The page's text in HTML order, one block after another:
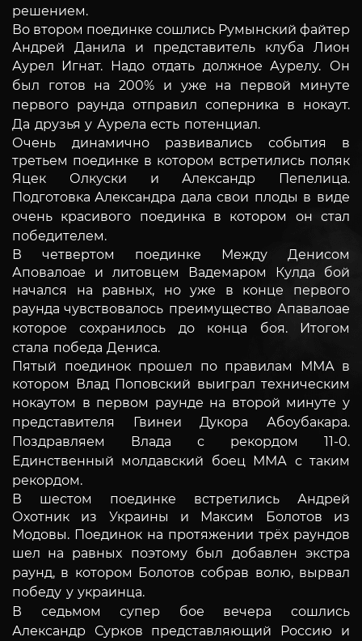
решением.
Во втором поединке сошлись Румынский файтер
Андрей Данила и представитель клуба Лион
Аурел Игнат. Надо отдать должное Аурелу. Он
был готов на 200% и уже на первой минуте
первого раунда отправил соперника в нокаут.
Да друзья у Аурела есть потенциал.
Очень динамично развивались события в
третьем поединке в котором встретились поляк
Яцек Олкуски и Александр Пепелица.
Подготовка Александра дала свои плоды в виде
очень красивого поединка в котором он стал
победителем.
В четвертом поединке Между Денисом
Аповалоае и литовцем Вадемаром Кулда бой
начался на равных, но уже в конце первого
раундачувствовалось преимущество Апавалоае
которое сохранилось до конца боя. Итогом
стала победа Дениса.
Пятый поединок прошел по правилам ММА в
котором Влад Поповский выиграл техническим
нокаутом в первом раунде на второй минуте у
представителя Гвинеи Дукора Абоубакара.
Поздравляем Влада с рекордом 11-0.
Единственный молдавский боец ММА с таким
рекордом.
В шестом поединке встретились Андрей
Охотник из Украины и Максим Болотов из
Модовы. Поединок на протяжении трёх раундов
шел на равных поэтому был добавлен экстра
раунд, в котором Болотов собрав волю, вырвал
победу у украинца.
В седьмом супер бое вечера сошлись
Александр Сурков представляющий Россию и